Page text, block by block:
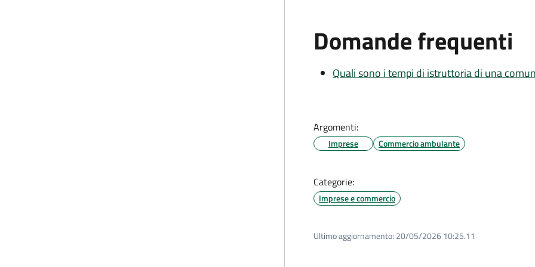
Domande frequenti
Quali sono i tempi di istruttoria di una
Argomenti:
Imprese Commercio ambulante
Categorie:
Imprese e commercio
Ultimo aggiornamento: 20/05/2026 10:25.11